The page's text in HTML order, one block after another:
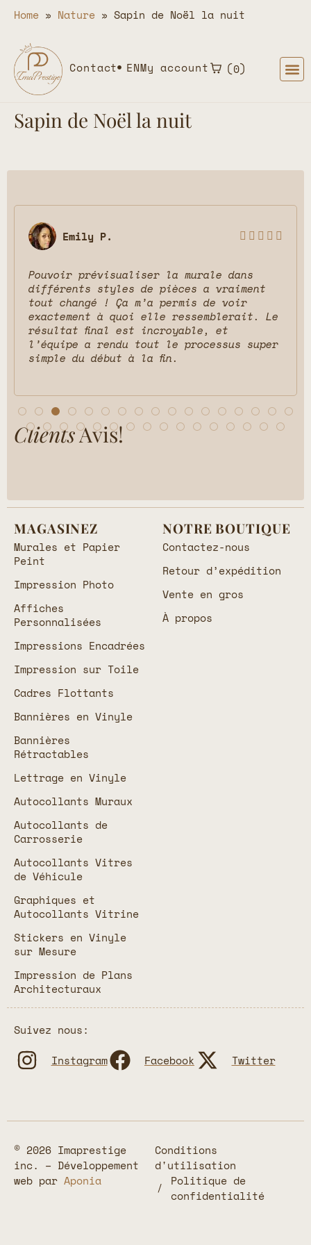
Home » Nature » Sapin de Noël la nuit
Contact ENMy account 0
Sapin de Noël la nuit
Emily P.     
Pouvoir prévisualiser la murale dans
différents styles de pièces a vraiment
tout changé ! Ça m’a permis de voir
exactement à quoi elle ressemblerait. Le
résultat final est incroyable, et
l’équipe a rendu tout le processus super
simple du début à la fin.
ClientsAvis!
MAGASINEZ
Murales et Papier
Peint
Impression Photo
Affiches
Personnalisées
Impressions Encadrées
Impression sur Toile
Cadres Flottants
Bannières en Vinyle
Bannières
Rétractables
Lettrage en Vinyle
Autocollants Muraux
Autocollants de
Carrosserie
Autocollants Vitres
de Véhicule
Graphiques et
Autocollants Vitrine
Stickers en Vinyle
sur Mesure
Impression de Plans
Architecturaux
NOTRE BOUTIQUE
Contactez-nous
Retour d’expédition
Vente en gros
À propos
Suivez nous:
Instagram
Facebook Twitter
© 2026 Imaprestige
inc. – Développement
web par Aponia
Conditions
d'utilisation
Politique de
confidentialité